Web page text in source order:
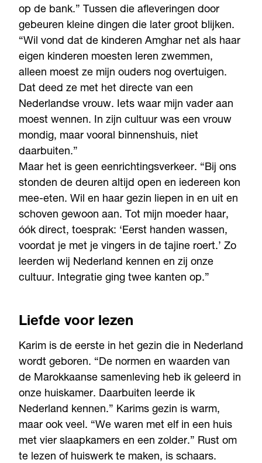
op de bank.” Tussen die afleveringen door
gebeuren kleine dingen die later groot blijken.
“Wil vond dat de kinderen Amghar net als haar
eigen kinderen moesten leren zwemmen,
alleen moest ze mijn ouders nog overtuigen.
Dat deed ze met het directe van een
Nederlandse vrouw. Iets waar mijn vader aan
moest wennen. In zijn cultuur was een vrouw
mondig, maar vooral binnenshuis, niet
daarbuiten.”
Maar het is geen eenrichtingsverkeer. “Bij ons
stonden de deuren altijd open en iedereen kon
mee-eten. Wil en haar gezin liepen in en uit en
schoven gewoon aan. Tot mijn moeder haar,
óók direct, toesprak: ‘Eerst handen wassen,
voordat je met je vingers in de tajine roert.’ Zo
leerden wij Nederland kennen en zij onze
cultuur. Integratie ging twee kanten op.”
Liefde voor lezen
Karim is de eerste in het gezin die in Nederland
wordt geboren. “De normen en waarden van
de Marokkaanse samenleving heb ik geleerd in
onze huiskamer. Daarbuiten leerde ik
Nederland kennen.” Karims gezin is warm,
maar ook veel. “We waren met elf in een huis
met vier slaapkamers en een zolder.” Rust om
te lezen of huiswerk te maken, is schaars.